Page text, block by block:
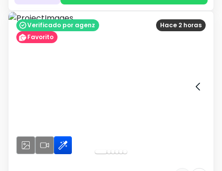
Hace 2 horas
Verificado por agenz
Favorito